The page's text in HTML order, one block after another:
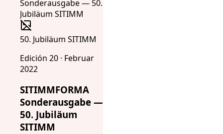
50. Jubiläum SITIMM
Edición 20 · Februar
2022
SITIMMFORMA
Sonderausgabe —
50. Jubiläum
SITIMM